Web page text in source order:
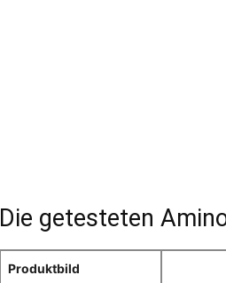
Die getesteten
Produktbild